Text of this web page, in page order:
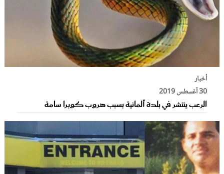
أخبار
30 أغسطس 2019
الرعب ينتشر في بلدة ألمانية بسبب هروب كوبرا سامة